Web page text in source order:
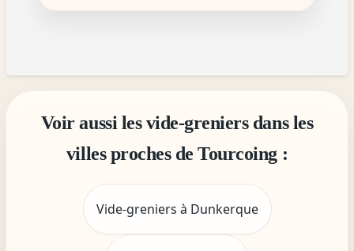
Voir aussi les vide-greniers dans les
villes proches de Tourcoing :
Vide-greniers à Dunkerque